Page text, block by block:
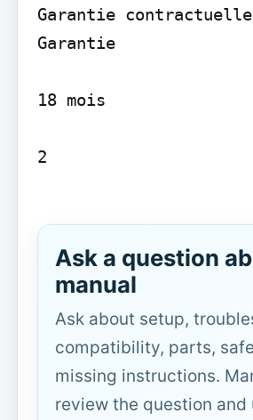
Garantie contractuelle
Garantie
18 mois
2
Ask a question
manual
Ask about setup,
compatibility, parts,
missing instructions.
review the question and